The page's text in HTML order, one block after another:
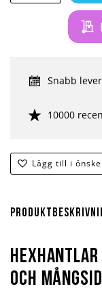
Lägg till i
Snabb
10000
och